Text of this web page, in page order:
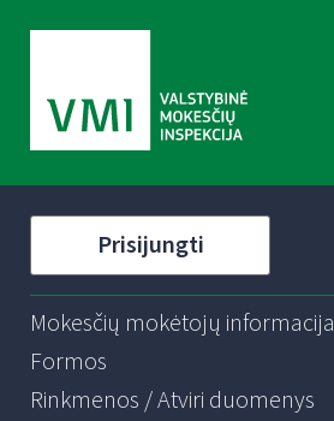
Prisijungti
Mokesčių mokėtojų informacija
Formos
Rinkmenos / Atviri duomenys